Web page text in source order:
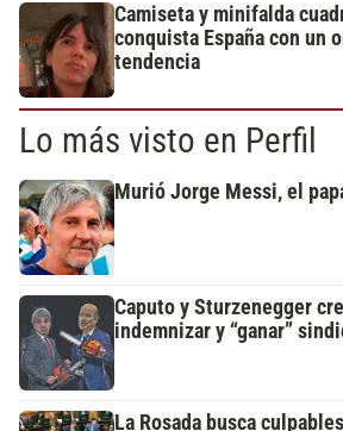
Camiseta y minifalda
conquista España con un
tendencia
Lo más visto en Perfil
Murió Jorge Messi, el
Caputo y Sturzenegger
indemnizar y “ganar”
La Rosada busca